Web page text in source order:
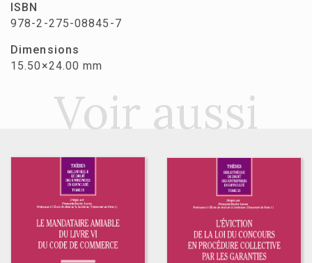
ISBN
978-2-275-08845-7
Dimensions
15.50×24.00 mm
Voir aussi